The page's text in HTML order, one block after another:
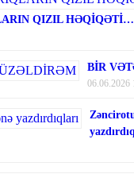
QIZIL HƏQİQƏTİ…
BİR
06.06.2026